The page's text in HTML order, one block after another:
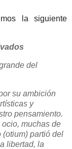
la siguiente
del
su ambición
y
pensamiento.
muchas de
(otium) partió del
libertad, la